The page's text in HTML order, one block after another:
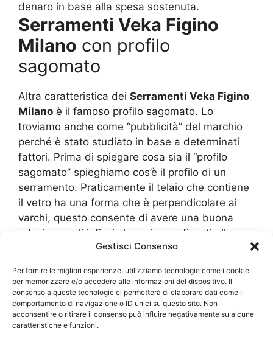
Gestisci Consenso
Per fornire le migliori esperienze, utilizziamo tecnologie come i cookie
per memorizzare e/o accedere alle informazioni del dispositivo. Il
consenso a queste tecnologie ci permetterà di elaborare dati come il
comportamento di navigazione o ID unici su questo sito. Non
acconsentire o ritirare il consenso può influire negativamente su alcune
caratteristiche e funzioni.
denaro in base alla spesa sostenuta.
Serramenti Veka Figino
Milano con profilo
sagomato
Altra caratteristica dei Serramenti Veka Figino
Milano è il famoso profilo sagomato. Lo
troviamo anche come “pubblicità” del marchio
perché è stato studiato in base a determinati
fattori. Prima di spiegare cosa sia il “profilo
sagomato” spieghiamo cos’è il profilo di un
serramento. Praticamente il telaio che contiene
il vetro ha una forma che è perpendicolare ai
varchi, questo consente di avere una buona
adesione agli infissi che poi sono fissati alle
pareti. Fino ad oggi, molti costruttori, rispettano
direttamente per contenere i vetri. Ciò porta
comunque una buona stabilità e trattenimento
dei vetri.Tuttavia essi hanno comunque degli
svantaggi, quali una maggiore introduzione di